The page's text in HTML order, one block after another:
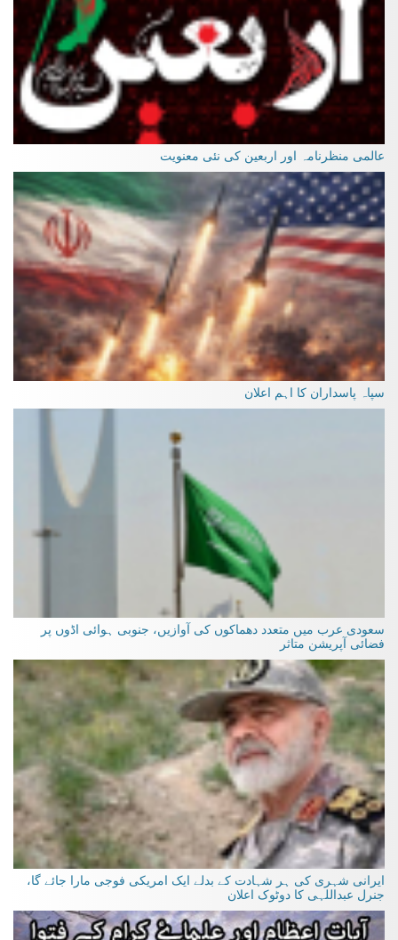
عالمی منظرنامہ اور اربعین کی نئی معنویت
سپاہ پاسداران کا اہم اعلان
سعودی عرب میں متعدد دھماکوں کی آوازیں، جنوبی ہوائی اڈوں پر
فضائی آپریشن متاثر
ایرانی شہری کی ہر شہادت کے بدلے ایک امریکی فوجی مارا جائے گا،
جنرل عبداللہی کا دوٹوک اعلان